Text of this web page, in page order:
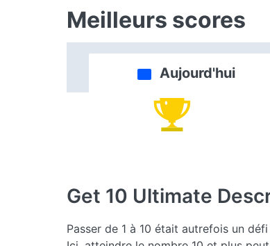
Meilleurs scores
Aujourd'hui
Get 10 Ultimate
Passer de 1 à 10 était autrefois un